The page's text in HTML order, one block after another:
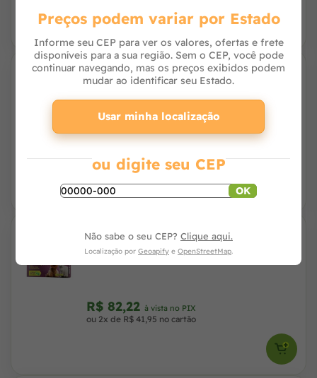
Suplemento Queranon Avert Pele e Pelagem
R$ 121,42
ou 4x de R$ 30,98 no cartão
Suplemento Queranon Avert Pele e Pelagem
para Cães e Gatos 30 Comprimidos
R$ 82,22 à vista no PIX
ou 2x de R$ 41,95 no cartão
Preços podem variar por Estado
Informe seu CEP para ver os valores, ofertas e frete
disponíveis para a sua região. Sem o CEP, você pode
continuar navegando, mas os preços exibidos podem
mudar ao identificar seu Estado.
Usar minha localização
ou digite seu CEP
OK
Não sabe o seu CEP? Clique aqui.
Localização por Geoapify e OpenStreetMap